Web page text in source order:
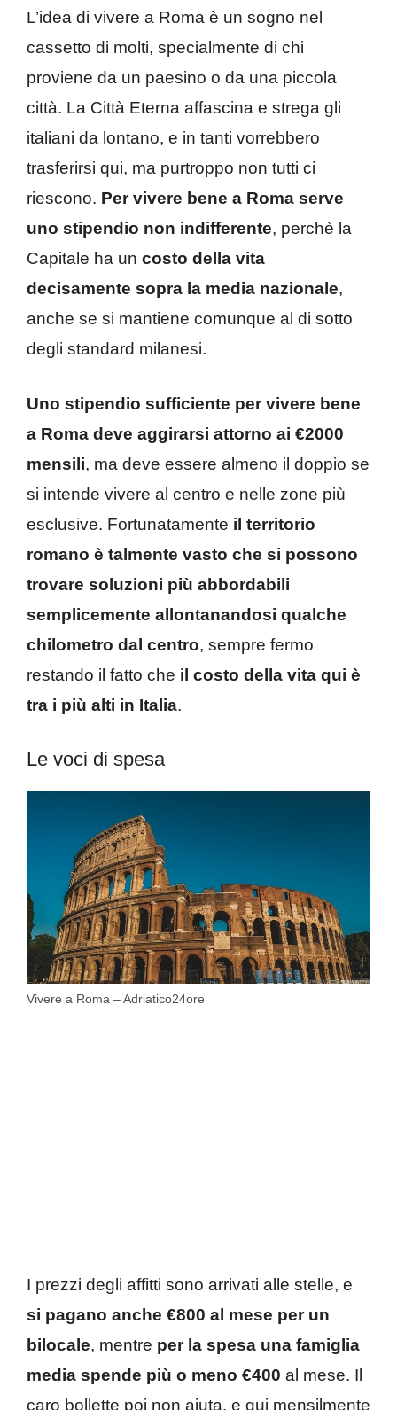
L’idea di vivere a Roma è un sogno nel
cassetto di molti, specialmente di chi
proviene da un paesino o da una piccola
città. La Città Eterna affascina e strega gli
italiani da lontano, e in tanti vorrebbero
trasferirsi qui, ma purtroppo non tutti ci
riescono. Per vivere bene a Roma serve
uno stipendio non indifferente, perchè la
Capitale ha un costo della vita
decisamente sopra la media nazionale,
anche se si mantiene comunque al di sotto
degli standard milanesi.
Uno stipendio sufficiente per vivere bene
a Roma deve aggirarsi attorno ai €2000
mensili, ma deve essere almeno il doppio se
si intende vivere al centro e nelle zone più
esclusive. Fortunatamente il territorio
romano è talmente vasto che si possono
trovare soluzioni più abbordabili
semplicemente allontanandosi qualche
chilometro dal centro, sempre fermo
restando il fatto che il costo della vita qui è
tra i più alti in Italia.
Le voci di spesa
Vivere a Roma – Adriatico24ore
I prezzi degli affitti sono arrivati alle stelle, e
si pagano anche €800 al mese per un
bilocale, mentre per la spesa una famiglia
media spende più o meno €400 al mese. Il
caro bollette poi non aiuta, e qui mensilmente